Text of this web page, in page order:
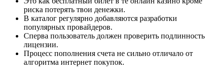
риска потерять твои денежки.
В каталог регулярно добавляются разработки
популярных провайдеров.
Сперва пользователь должен проверить подлинность
лицензии.
Процесс пополнения счета не сильно отличало от
алгоритма интернет покупок.